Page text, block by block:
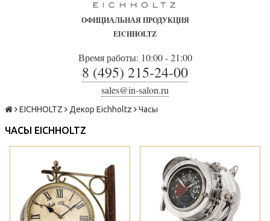
ОФИЦИАЛЬНАЯ ПРОДУКЦИЯ
EICHHOLTZ
Время работы: 10:00 - 21:00
8 (495) 215-24-00
sales@in-salon.ru
EICHHOLTZ Декор Eichholtz Часы
ЧАСЫ EICHHOLTZ